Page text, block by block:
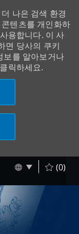
나은 검색 환경
텐츠를 개인화하
용합니다. 이 사
면 당사의 쿠키
보를 알아보거나
릭하세요.
Language
Korean (0)